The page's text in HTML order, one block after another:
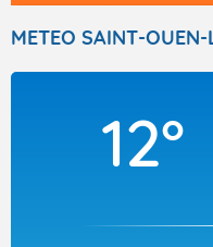
METEO SAINT-
12°